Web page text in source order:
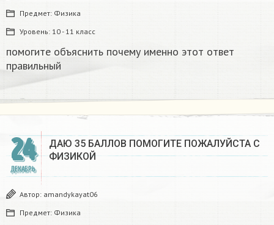
Предмет: Физика
Уровень: 10 - 11 класс
помогите объяснить почему именно этот ответ
правильный
24
ДЕКАБРЬ
ДАЮ 35 БАЛЛОВ ПОМОГИТЕ ПОЖАЛУЙСТА С
ФИЗИКОЙ
Автор: amandykayat06
Предмет: Физика